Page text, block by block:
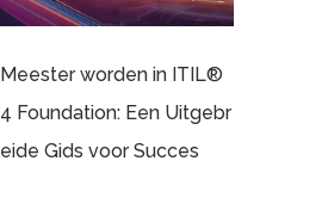
Meester worden in ITIL®
4 Foundation: Een Uitgebr
eide Gids voor Succes